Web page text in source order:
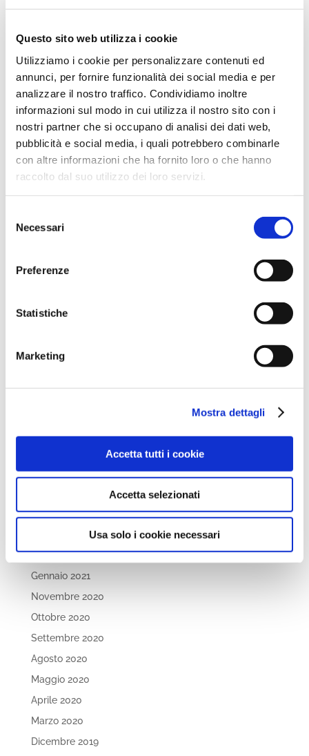
Questo sito web utilizza i cookie
Utilizziamo i cookie per personalizzare contenuti ed
annunci, per fornire funzionalità dei social media e per
analizzare il nostro traffico. Condividiamo inoltre
informazioni sul modo in cui utilizza il nostro sito con i
nostri partner che si occupano di analisi dei dati web,
pubblicità e social media, i quali potrebbero combinarle
con altre informazioni che ha fornito loro o che hanno
raccolto dal suo utilizzo dei loro servizi.
delNecessari
Preferenze
Statistiche
Marketing
Mostra dettagli
Accetta tutti i cookie
Accetta selezionati
Usa solo i cookie necessari
Marzo 2024
Febbraio 2024
Dicembre 2023
Settembre 2023
Giugno 2023
Maggio 2023
Aprile 2023
Febbraio 2023
Novembre 2022
Settembre 2022
Dicembre 2021
Luglio 2021
Aprile 2021
Febbraio 2021
Gennaio 2021
Novembre 2020
Ottobre 2020
Settembre 2020
Agosto 2020
Maggio 2020
Aprile 2020
Marzo 2020
Dicembre 2019